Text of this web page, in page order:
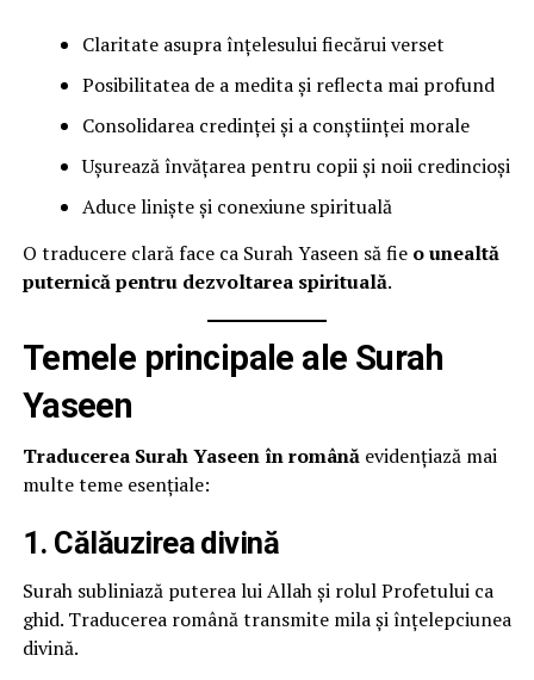
Claritate asupra înțelesului fiecărui verset
Posibilitatea de a medita și reflecta mai profund
Consolidarea credinței și a conștiinței morale
Ușurează învățarea pentru copii și noii credincioși
Aduce liniște și conexiune spirituală
O traducere clară face ca Surah Yaseen să fie o unealtă
puternică pentru dezvoltarea spirituală.
Temele principale ale Surah
Yaseen
Traducerea Surah Yaseen în românăevidențiază mai
multe teme esențiale:
1. Călăuzirea divină
Surah subliniază puterea lui Allah și rolul Profetului ca
ghid. Traducerea română transmite mila și înțelepciunea
divină.